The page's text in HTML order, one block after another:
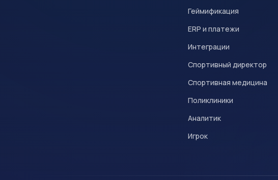
Геймификация
ERP и платежи
Интеграции
Спортивный директор
Спортивная медицина
Поликлиники
Аналитик
Игрок